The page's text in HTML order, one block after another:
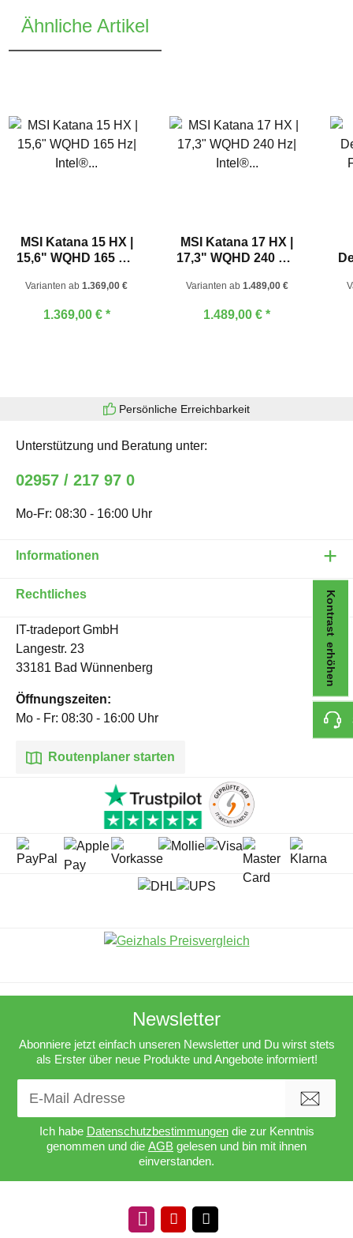
Ähnliche Artikel
MSI Katana 15 HX |
15,6" WQHD 165 Hz|
14650HX | GeForce
Varianten ab1.369,00 €
1.369,00 € *
MSI Katana 17 HX |
17,3" WQHD 240 Hz|
14650HX | GeForce
Varianten ab 1.489,00 €
1.489,00 €*
Persönliche Erreichbarkeit
Newsletter
Abonniere jetzt einfach unseren Newsletter und Du wirst stets
als Erster über neue Produkte und Angebote informiert!
Newsletter Abonnieren
Ich habe Datenschutzbestimmungendie zur Kenntnis
genommen und die AGB gelesen und bin mit ihnen
einverstanden.
Unterstützung und Beratung unter:
02957 / 217 97 0
Mo-Fr: 08:30 - 16:00 Uhr
Informationen
Rechtliches
IT-tradeport GmbH
Langestr. 23
33181 Bad Wünnenberg
Öffnungszeiten:
Mo - Fr: 08:30 - 16:00 Uhr
Routenplaner starten
Kontrast erhöhen